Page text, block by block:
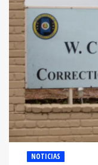
NOTICIAS